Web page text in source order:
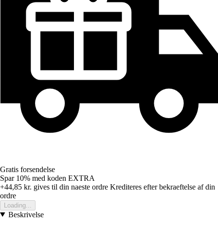
Gratis forsendelse
Spar 10% med koden EXTRA
+44,85 kr. gives til din naeste ordre Krediteres efter bekraeftelse af din
ordre
Loading...
Beskrivelse